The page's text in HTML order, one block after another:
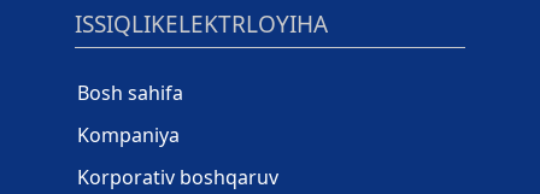
ISSIQLIKELEKTRLOYIHA
Bosh sahifa
Kompaniya
Korporativ boshqaruv